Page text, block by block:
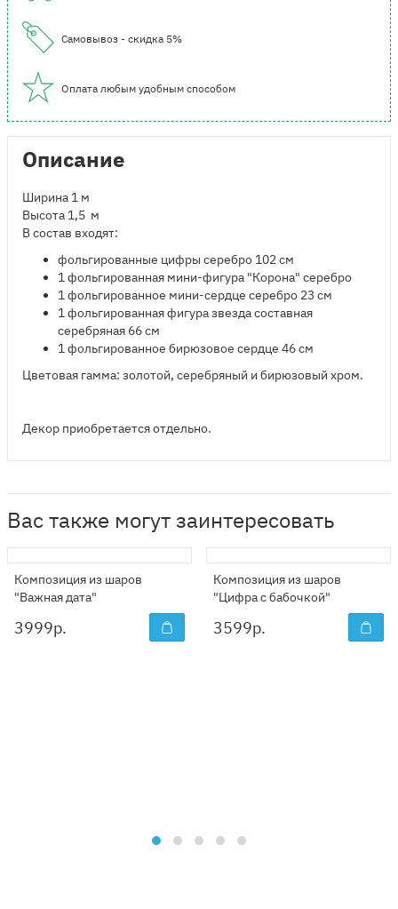
Самовывоз - скидка 5%
Оплата любым удобным способом
Описание
Ширина 1 м
Высота 1,5 м
В состав входят:
​фольгированные цифры серебро 102 см
1 фольгированная мини-фигура "Корона" серебро
1 фольгированное мини-сердце серебро 23 см
1 фольгированная фигура звезда составная
серебряная 66 см
1 фольгированное бирюзовое сердце 46 см
Цветовая гамма: золотой, серебряный и бирюзовый хром.
Декор приобретается отдельно.
Вас также могут заинтересовать
Композиция из шаров
"Важная дата"
3999р.
Композиция из шаров
"Цифра с бабочкой"
3599р.